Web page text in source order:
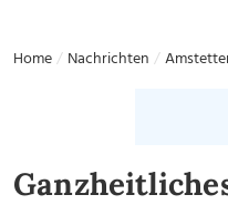
Home Nachrichten